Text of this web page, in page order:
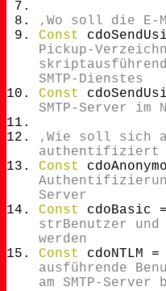
‚Wo soll die E-
Const
Pickup-
SMTP-Dienstes
Const
SMTP-Server im
‚Wie soll sich
authentifiziert
Const
Server
Const
cdoBasic
strBenutzer und
werden
Const
cdoNTLM =
ausführende
am SMTP-Server